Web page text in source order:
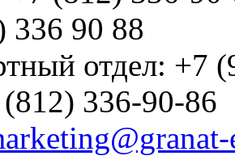
336 90 88
отдел: +7
336-90-86